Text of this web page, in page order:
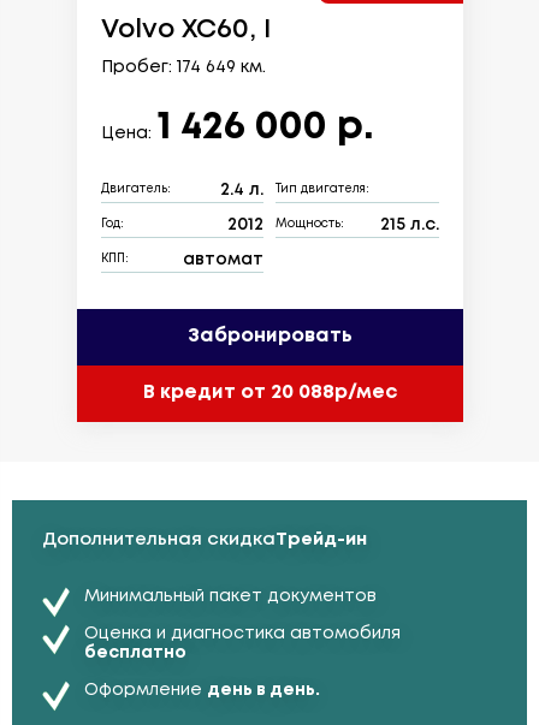
Volvo XC60, I
Пробег: 174 649 км.
Цена: 1 426 000 р.
Двигатель: 2.4 л. Тип двигателя:
Год: 2012 Мощность: 215 л.с.
КПП: автомат
Забронировать
В кредит от 20 088р/мес
Дополнительная скидкаТрейд-ин
Минимальный пакет документов
Оценка и диагностика автомобиля
бесплатно
Оформление день в день.